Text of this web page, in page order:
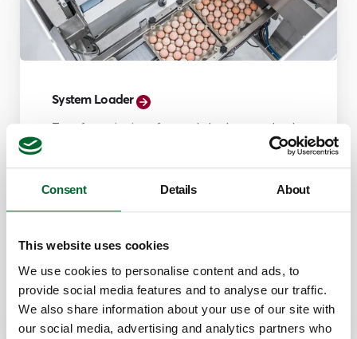
Consent Details About
This website uses cookies
We use cookies to personalise content and ads, to
provide social media features and to analyse our traffic.
We also share information about your use of our site with
our social media, advertising and analytics partners who
System Loader
Transferencia sin esfuerzo de los huevos desde
Características
Flexibilidad para adaptarse a distintos tipos